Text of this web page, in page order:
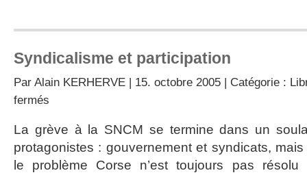
Syndicalisme et participation
Par Alain KERHERVE | 15. octobre 2005 | Catégorie :
fermés
participation
La grève à la SNCM se termine dans un
protagonistes : gouvernement et syndicats,
le problème Corse n’est toujours pas